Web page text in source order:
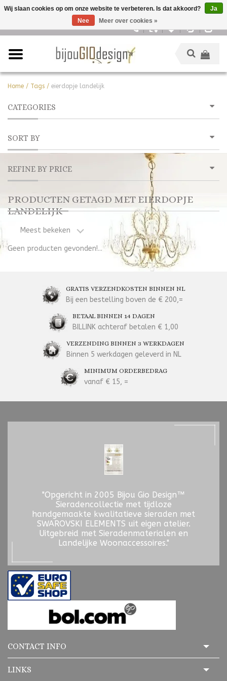
Home / Tags / eierdopje landelijk
CATEGORIES
SORT BY
REFINE BY PRICE
PRODUCTEN GETAGD MET EIERDOPJE
LANDELIJK
Meest bekeken
Geen producten gevonden!...
GRATIS VERZENDKOSTEN BINNEN NL
Bij een bestelling boven de € 200,=
BETAAL BINNEN 14 DAGEN
BILLINK achteraf betalen € 1,00
VERZENDING BINNEN 3 WERKDAGEN
Binnen 5 werkdagen geleverd in NL
MINIMUM ORDERBEDRAG
vanaf € 15, =
"Opgericht in 2005 Bijou Gio Design™
Sieradencollectie met tijdloze
handgemaakte kwalitatieve sieraden met
SWAROVSKI ELEMENTS uit eigen atelier.
Uitgebreid met Sieradenmaterialen en
Landelijke Woonaccessoires."
CONTACT INFO
LINKS
Wij slaan cookies op om onze website te verbeteren. Is dat akkoord?
Ja
Nee
Meer over cookies »